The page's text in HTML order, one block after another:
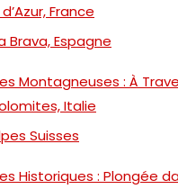
France
Brava, Espagne
Montagneuses : À
Italie
Suisses
Historiques : Plongée